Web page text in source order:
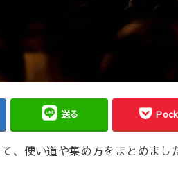
送る
、使い道や集め方をまとめまし